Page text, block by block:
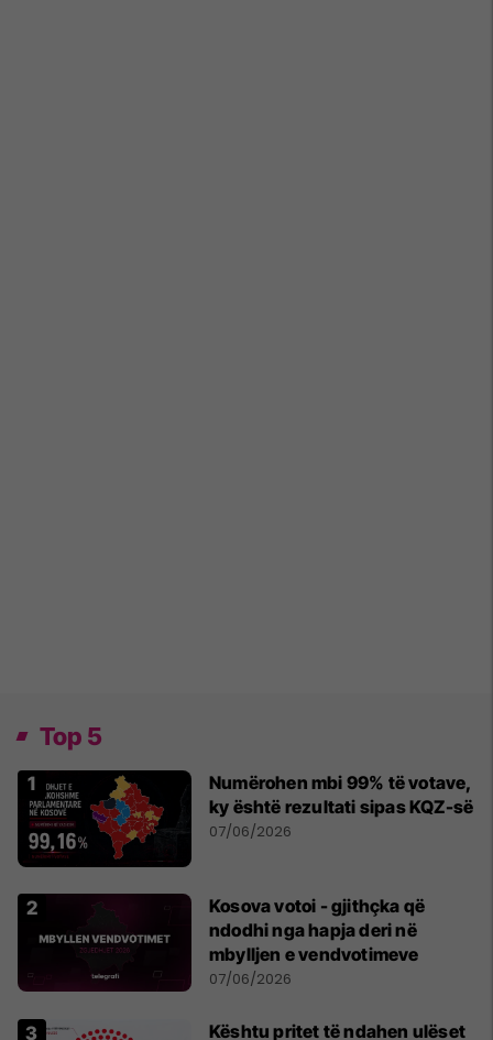
Top 5
Numërohen mbi 99% të votave,
ky është rezultati sipas KQZ-së
07/06/2026
Kosova votoi - gjithçka që
ndodhi nga hapja deri në
mbylljen e vendvotimeve
07/06/2026
Kështu pritet të ndahen ulëset